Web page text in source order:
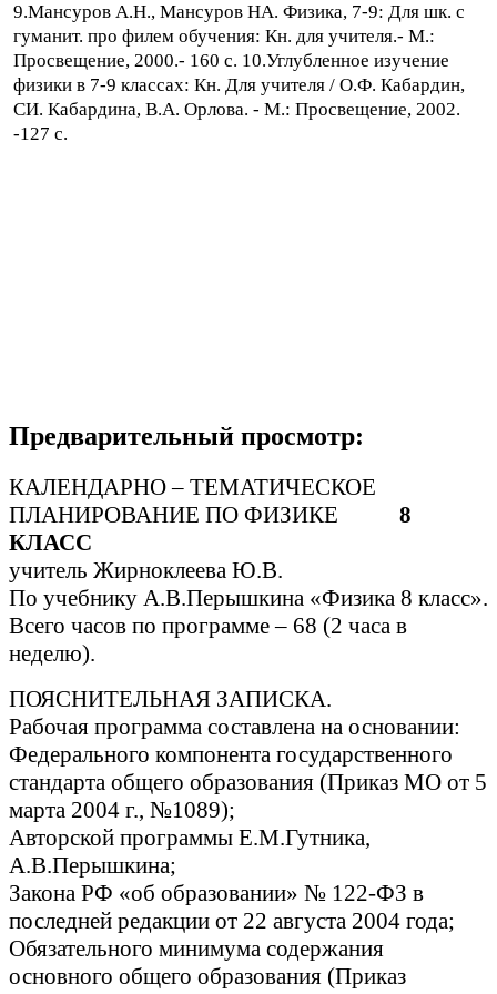
9.Мансуров А.Н., Мансуров НА. Физика, 7-9: Для шк. с
гуманит. про филем обучения: Кн. для учителя.- М.:
Просвещение, 2000.- 160 с. 10.Углубленное изучение
физики в 7-9 классах: Кн. Для учителя / О.Ф. Кабардин,
СИ. Кабардина, В.А. Орлова. - М.: Просвещение, 2002.
-127 с.
Предварительный просмотр:
КАЛЕНДАРНО – ТЕМАТИЧЕСКОЕ
ПЛАНИРОВАНИЕ ПО ФИЗИКЕ 8
КЛАСС
учитель Жирноклеева Ю.В.
По учебнику А.В.Перышкина «Физика 8 класс».
Всего часов по программе – 68 (2 часа в
неделю).
ПОЯСНИТЕЛЬНАЯ ЗАПИСКА.
Рабочая программа составлена на основании:
Федерального компонента государственного
стандарта общего образования (Приказ МО от 5
марта 2004 г., №1089);
Авторской программы Е.М.Гутника,
А.В.Перышкина;
Закона РФ «об образовании» № 122-ФЗ в
последней редакции от 22 августа 2004 года;
Обязательного минимума содержания
основного общего образования (Приказ